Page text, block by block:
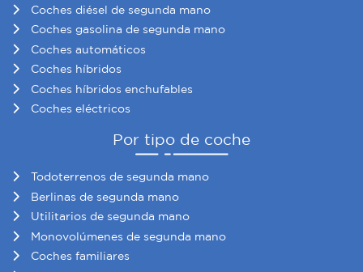
Coches diésel de segunda mano
Coches gasolina de segunda mano
Coches automáticos
Coches híbridos
Coches híbridos enchufables
Coches eléctricos
Por tipo de coche
Todoterrenos de segunda mano
Berlinas de segunda mano
Utilitarios de segunda mano
Monovolúmenes de segunda mano
Coches familiares